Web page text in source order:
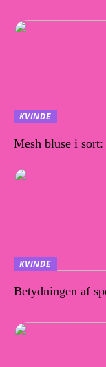
KVINDE
Mesh bluse i
KVINDE
Betydningen af